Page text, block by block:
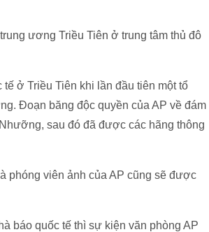
ương Triều Tiên ở trung tâm thủ đô
ở Triều Tiên khi lần đầu tiên một tổ
Đoạn băng độc quyền của AP về đám
sau đó đã được các hãng thông
phóng viên ảnh của AP cũng sẽ được
báo quốc tế thì sự kiện văn phòng AP